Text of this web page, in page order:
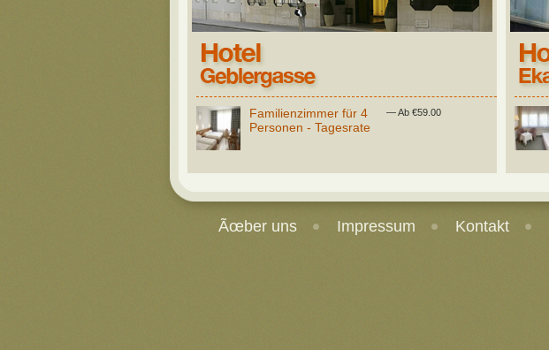
Familienzimmer für 4
Personen - Tagesrate
— Ab €59.00
Ãœber uns Impressum Kontakt